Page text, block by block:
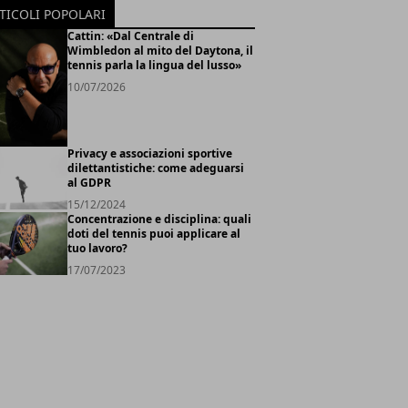
POPOLARI
Cattin: «Dal Centrale di
Wimbledon al mito del Daytona, il
tennis parla la lingua del lusso»
10/07/2026
Privacy e associazioni sportive
dilettantistiche: come adeguarsi
al GDPR
15/12/2024
Concentrazione e disciplina: quali
doti del tennis puoi applicare al
tuo lavoro?
17/07/2023